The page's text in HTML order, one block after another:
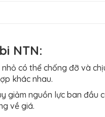
NTN:
có thể chống đỡ và
khác nhau.
giảm nguồn lực ban
về giá.